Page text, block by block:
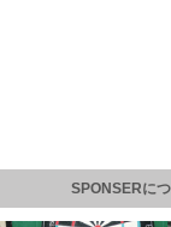
SPONSERに